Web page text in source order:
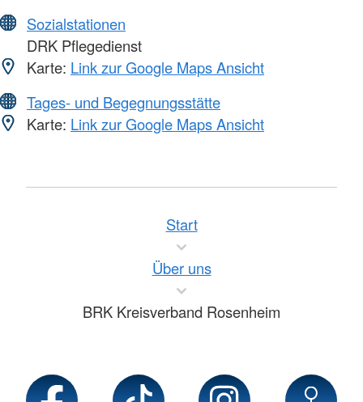
Sozialstationen
DRK Pflegedienst
Karte: Link zur Google Maps Ansicht
Tages- und Begegnungsstätte
Karte: Link zur Google Maps Ansicht
Start
Über uns
BRK Kreisverband Rosenheim